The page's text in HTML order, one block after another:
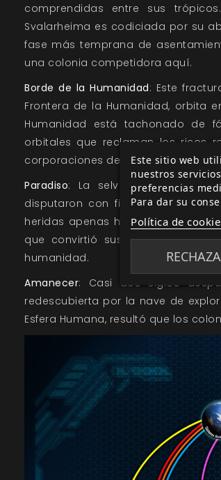
comprendidas entre sus
Svalarheima es codiciada por su
fase más temprana de
una colonia competidora aquí.
Borde de la Humanidad: Este
Frontera de la Humanidad, orbita
Humanidad está tachonado de
orbitales que reclaman los ricos
corporaciones de la Esfera.
Paradiso: La selva esmeralda.
disputaron con fiereza, por lo
heridas apenas habían tenido
que convirtió sus selvas en un
humanidad.
Amanecer: Casi dos siglos
redescubierta por la nave de
Esfera Humana, resultó que los
Este sitio web
nuestros
preferencias
Para dar su
Política de